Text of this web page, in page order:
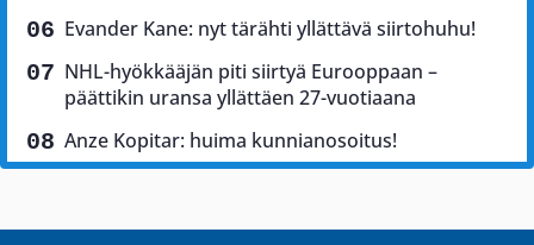
Evander Kane: nyt tärähti yllättävä siirtohuhu!
NHL-hyökkääjän piti siirtyä Eurooppaan –
päättikin uransa yllättäen 27-vuotiaana
Anze Kopitar: huima kunnianosoitus!